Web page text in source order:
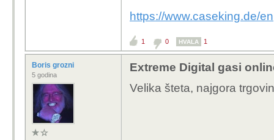
computer
Da li ima neka
sa mailboxovima?
https://www.caseking.de/en
1 0 HVALA 1
Boris grozni
5 godina
Extreme Digital gasi
Velika šteta, najgora